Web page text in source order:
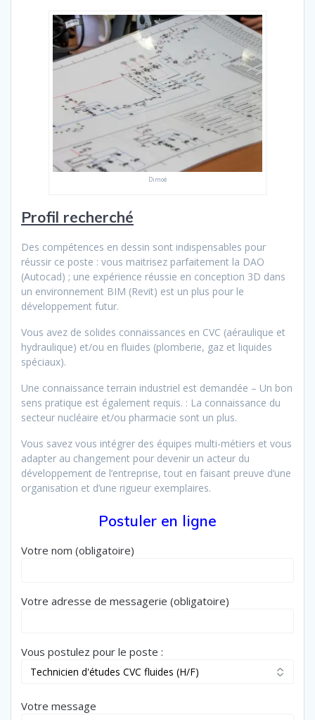
Dimoé
Profil recherché
Des compétences en dessin sont indispensables pour
réussir ce poste : vous maitrisez parfaitement la DAO
(Autocad) ; une expérience réussie en conception 3D dans
un environnement BIM (Revit) est un plus pour le
développement futur.
Vous avez de solides connaissances en CVC (aéraulique et
hydraulique) et/ou en fluides (plomberie, gaz et liquides
spéciaux).
Une connaissance terrain industriel est demandée – Un bon
sens pratique est également requis. : La connaissance du
secteur nucléaire et/ou pharmacie sont un plus.
Vous savez vous intégrer des équipes multi-métiers et vous
adapter au changement pour devenir un acteur du
développement de l’entreprise, tout en faisant preuve d’une
organisation et d’une rigueur exemplaires.
Postuler en ligne
Votre nom (obligatoire)
Votre adresse de messagerie (obligatoire)
Vous postulez pour le poste :
Votre message